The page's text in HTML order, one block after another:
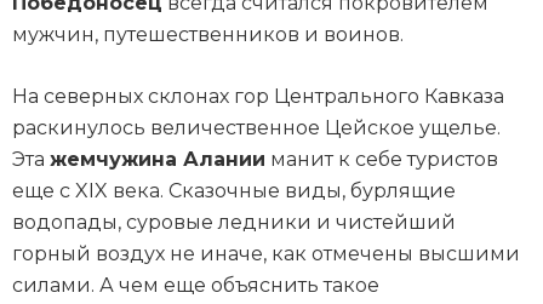
мужчин, путешественников и воинов.
На северных склонах гор Центрального Кавказа
раскинулось величественное Цейское ущелье.
Эта жемчужина Алании манит к себе туристов
еще с XIX века. Сказочные виды, бурлящие
водопады, суровые ледники и чистейший
горный воздух не иначе, как отмечены высшими
силами. А чем еще объяснить такое